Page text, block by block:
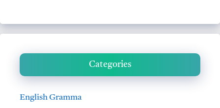
Categories
English Gramma